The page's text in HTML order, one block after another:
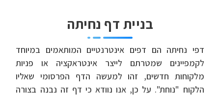
בניית דף נחיתה
דפי נחיתה הם דפים אינטרנטיים המותאמים במיוחד
לקמפיינים שמטרתם לייצר אינטראקציה או פניות
מלקוחות חדשים, זהו למעשה הדף הפרסומי שאליו
הלקוח "נוחת". על כן, אנו נוודא כי דף זה נבנה בצורה